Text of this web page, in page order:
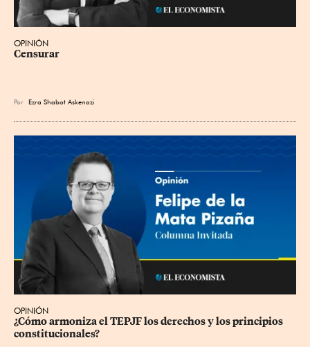
OPINIÓN
Censurar
Por Ezra Shabot Askenazi
OPINIÓN
¿Cómo armoniza el TEPJF los derechos y los principios
constitucionales?